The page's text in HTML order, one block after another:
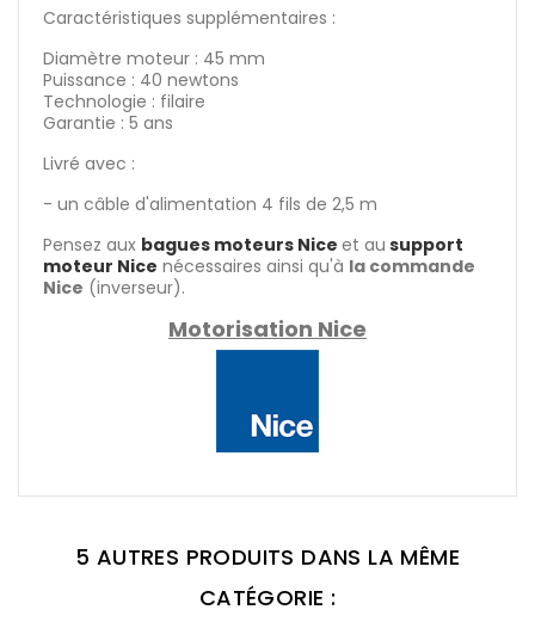
Caractéristiques supplémentaires :
Diamètre moteur : 45 mm
Puissance : 40 newtons
Technologie : filaire
Garantie : 5 ans
Livré avec :
- un câble d'alimentation 4 fils de 2,5 m
Pensez aux bagues moteurs Nice et au support
moteur Nice nécessaires ainsi qu'à la commande
Nice (inverseur).
Motorisation Nice
5 AUTRES PRODUITS DANS LA MÊME
CATÉGORIE :